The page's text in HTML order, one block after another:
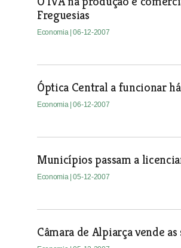
Freguesias
Economia | 06-12-2007
Óptica Central a funcionar
Economia | 06-12-2007
Municípios passam a
Economia | 05-12-2007
Câmara de Alpiarça vende as